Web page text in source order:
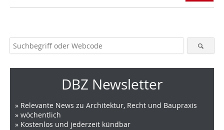
DBZ Newsletter
» Relevante News zu Architektur, Recht und Baupraxis
» wöchentlich
» Kostenlos und jederzeit kündbar